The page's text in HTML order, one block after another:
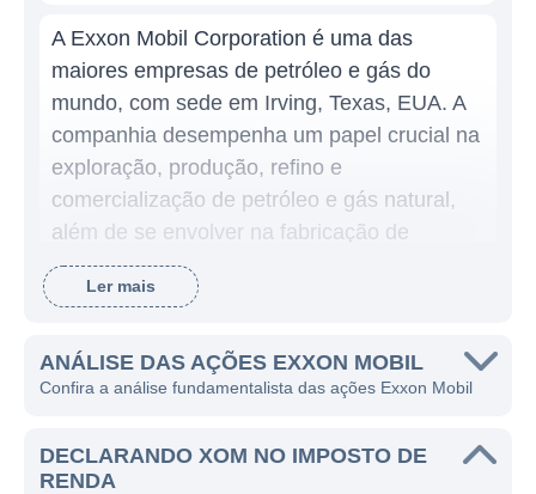
A Exxon Mobil Corporation é uma das
maiores empresas de petróleo e gás do
mundo, com sede em Irving, Texas, EUA. A
companhia desempenha um papel crucial na
exploração, produção, refino e
comercialização de petróleo e gás natural,
além de se envolver na fabricação de
produtos petroquímicos. Fundada no final do
século XIX, a empresa não apenas se
operações globais, mas também se adaptou
às mudanças no setor energético ao longo
A Exxon Mobil atua em várias etapas da
Ler mais
ANÁLISE DAS AÇÕES EXXON MOBIL
Confira a análise fundamentalista das ações Exxon Mobil
DECLARANDO XOM NO IMPOSTO DE
RENDA